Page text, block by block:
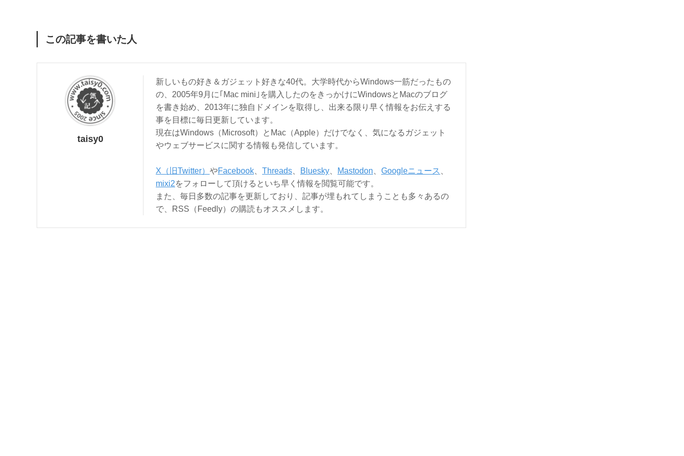
この記事を書いた人
taisy0
新しいもの好き＆ガジェット好きな40代。大学時代からWindows一筋だったもの
の、2005年9月に｢Mac mini｣を購入したのをきっかけにWindowsとMacのブログ
を書き始め、2013年に独自ドメインを取得し、出来る限り早く情報をお伝えする
事を目標に毎日更新しています。
現在はWindows（Microsoft）とMac（Apple）だけでなく、気になるガジェット
やウェブサービスに関する情報も発信しています。
X（旧Twitter） やFacebook Threads Bluesky Mastodon Googleニュース
mixi2をフォローして頂けるといち早く情報を閲覧可能です。
また、毎日多数の記事を更新しており、記事が埋もれてしまうことも多々あるの
で、RSS（Feedly）の購読もオススメします。